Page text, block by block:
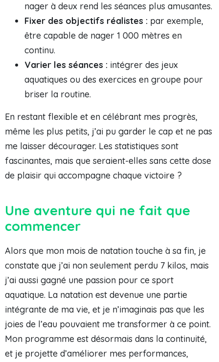
nager à deux rend les séances plus amusantes.
Fixer des objectifs réalistes : par exemple,
être capable de nager 1 000 mètres en
continu.
Varier les séances : intégrer des jeux
aquatiques ou des exercices en groupe pour
briser la routine.
En restant flexible et en célébrant mes progrès,
même les plus petits, j’ai pu garder le cap et ne pas
me laisser décourager. Les statistiques sont
fascinantes, mais que seraient-elles sans cette dose
de plaisir qui accompagne chaque victoire ?
Une aventure qui ne fait que
commencer
Alors que mon mois de natation touche à sa fin, je
constate que j’ai non seulement perdu 7 kilos, mais
j’ai aussi gagné une passion pour ce sport
aquatique. La natation est devenue une partie
intégrante de ma vie, et je n’imaginais pas que les
joies de l’eau pouvaient me transformer à ce point.
Mon programme est désormais dans la continuité,
et je projette d’améliorer mes performances,